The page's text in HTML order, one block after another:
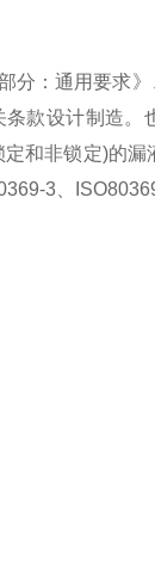
分：通用要求》
款设计制造。
定和非锁定)的漏
-3